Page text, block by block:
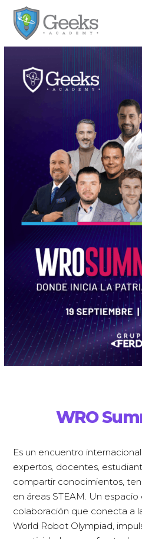
WRO
Es un encuentro
expertos, docentes,
compartir conocimientos,
en áreas STEAM. Un espacio
colaboración que conecta a
World Robot Olympiad,